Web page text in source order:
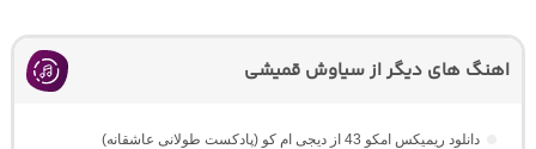
اهنگ های دیگر از سیاوش قمیشی
دانلود ریمیکس امکو 43 از دیجی ام کو (پادکست طولانی عاشقانه)